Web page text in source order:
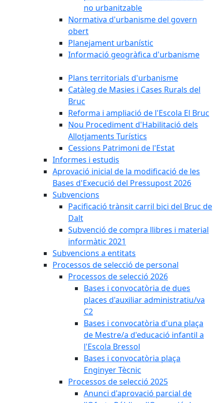
no urbanitzable
Normativa d'urbanisme del govern
obert
Planejament urbanístic
Informació geogràfica d'urbanisme
Plans territorials d'urbanisme
Catàleg de Masies i Cases Rurals del
Bruc
Reforma i ampliació de l'Escola El Bruc
Nou Procediment d'Habilitació dels
Allotjaments Turístics
Cessions Patrimoni de l'Estat
Informes i estudis
Aprovació inicial de la modificació de les
Bases d'Execució del Pressupost 2026
Subvencions
Pacificació trànsit carril bici del Bruc de
Dalt
Subvenció de compra llibres i material
informàtic 2021
Subvencions a entitats
Processos de selecció de personal
Processos de selecció 2026
Bases i convocatòria de dues
places d'auxiliar administratiu/va
C2
Bases i convocatòria d'una plaça
de Mestre/a d'educació infantil a
l'Escola Bressol
Bases i convocatòria plaça
Enginyer Tècnic
Processos de selecció 2025
Anunci d'aprovació parcial de